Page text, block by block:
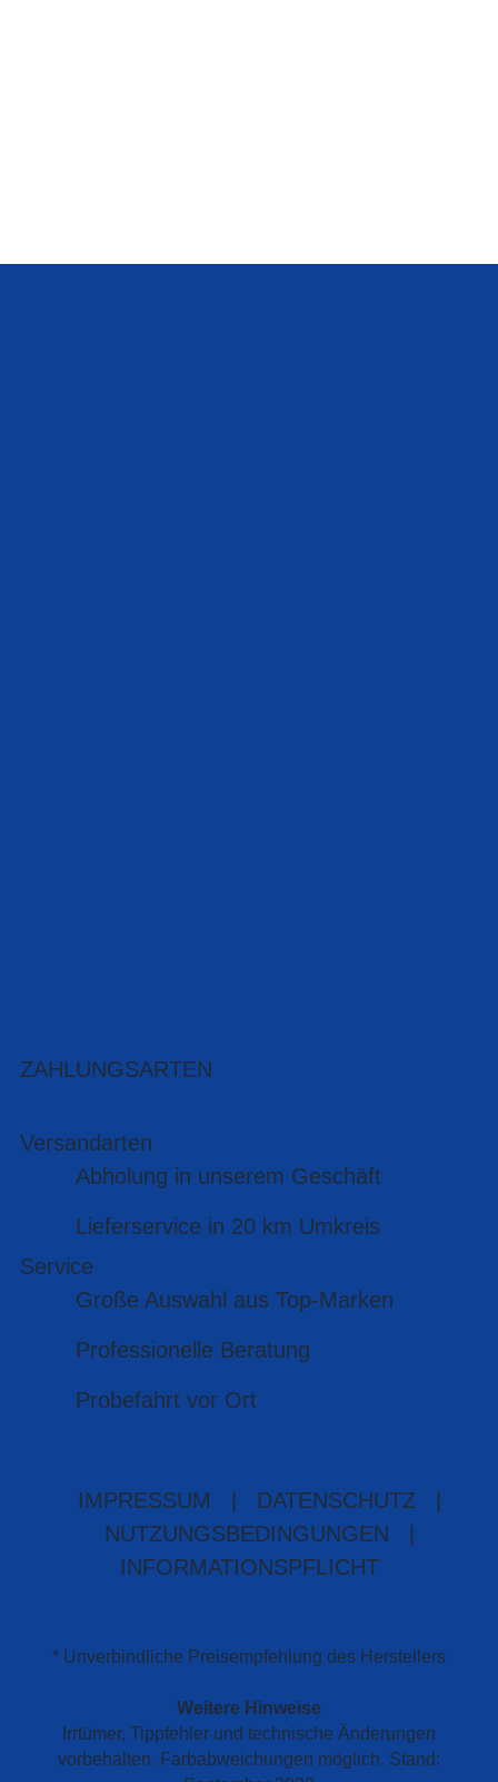
ZAHLUNGSARTEN
Versandarten
Abholung in unserem Geschäft
Lieferservice in 20 km Umkreis
Service
Große Auswahl aus Top-Marken
Professionelle Beratung
Probefahrt vor Ort
IMPRESSUM DATENSCHUTZ
NUTZUNGSBEDINGUNGEN
INFORMATIONSPFLICHT
* Unverbindliche Preisempfehlung des Herstellers
Weitere Hinweise
Irrtümer, Tippfehler und technische Änderungen
vorbehalten. Farbabweichungen möglich. Stand: